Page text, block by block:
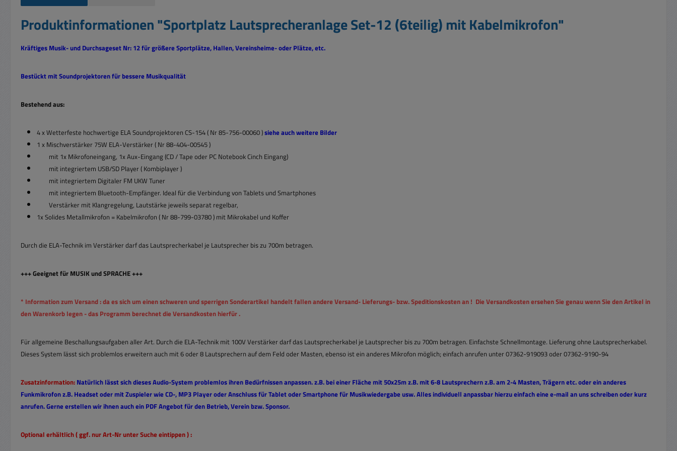
Produktinformationen "Sportplatz Lautsprecheranlage Set-12 (6teilig) mit Kabelmikrofon"
Kräftiges Musik- und Durchsageset Nr: 12 für größere Sportplätze, Hallen, Vereinsheime- oder Plätze, etc.
Bestückt mit Soundprojektoren für bessere Musikqualität
Bestehend aus:
4 x Wetterfeste hochwertige ELA Soundprojektoren CS-154 ( Nr 85-756-00060 )siehe auch weitere Bilder
1 x Mischverstärker 75W ELA-Verstärker ( Nr 88-404-00545 )
mit 1x Mikrofoneingang, 1x Aux-Eingang (CD / Tape oder PC Notebook Cinch Eingang)
mit integriertem USB/SD Player ( Kombiplayer )
mit integriertem Digitaler FM UKW Tuner
mit integriertem Bluetooth-Empfänger. Ideal für die Verbindung von Tablets und Smartphones
Verstärker mit Klangregelung, Lautstärke jeweils separat regelbar,
1xSolides Metallmikrofon = Kabelmikrofon ( Nr 88-799-03780 ) mit Mikrokabel und Koffer
Durch die ELA-Technik im Verstärker darf das Lautsprecherkabel je Lautsprecher bis zu 700m betragen.
+++ Geeignet für MUSIK und SPRACHE +++
* Information zum Versand : da es sich um einen schweren und sperrigen Sonderartikel handelt fallen andere Versand- Lieferungs- bzw. Speditionskosten an ! Die Versandkosten ersehen Sie genau wenn Sie den Artikel in
den Warenkorb legen - das Programm berechnet die Versandkosten hierfür .
Für allgemeine Beschallungsaufgaben aller Art. Durch die ELA-Technik mit 100V Verstärker darf das Lautsprecherkabel je Lautsprecher bis zu 700m betragen. Einfachste Schnellmontage. Lieferung ohne Lautsprecherkabel.
Dieses System lässt sich problemlos erweitern auch mit 6 oder 8 Lautsprechern auf dem Feld oder Masten, ebenso ist ein anderes Mikrofon möglich; einfach anrufen unter 07362-919093 oder 07362-9190-94
Zusatzinformation: Natürlich lässt sich dieses Audio-System problemlos ihren Bedürfnissen anpassen. z.B. bei einer Fläche mit 50x25m z.B. mit 6-8 Lautsprechern z.B. am 2-4 Masten, Trägern etc. oder ein anderes
Funkmikrofon z.B. Headset oder mit Zuspieler wie CD-, MP3 Player oder Anschluss für Tablet oder Smartphone für Musikwiedergabe usw. Alles individuell anpassbar hierzu einfach eine e-mail an uns schreiben oder kurz
anrufen. Gerne erstellen wir ihnen auch ein PDF Angebot für den Betrieb, Verein bzw. Sponsor.
Optional erhältlich ( ggf. nur Art-Nr unter Suche eintippen ) :